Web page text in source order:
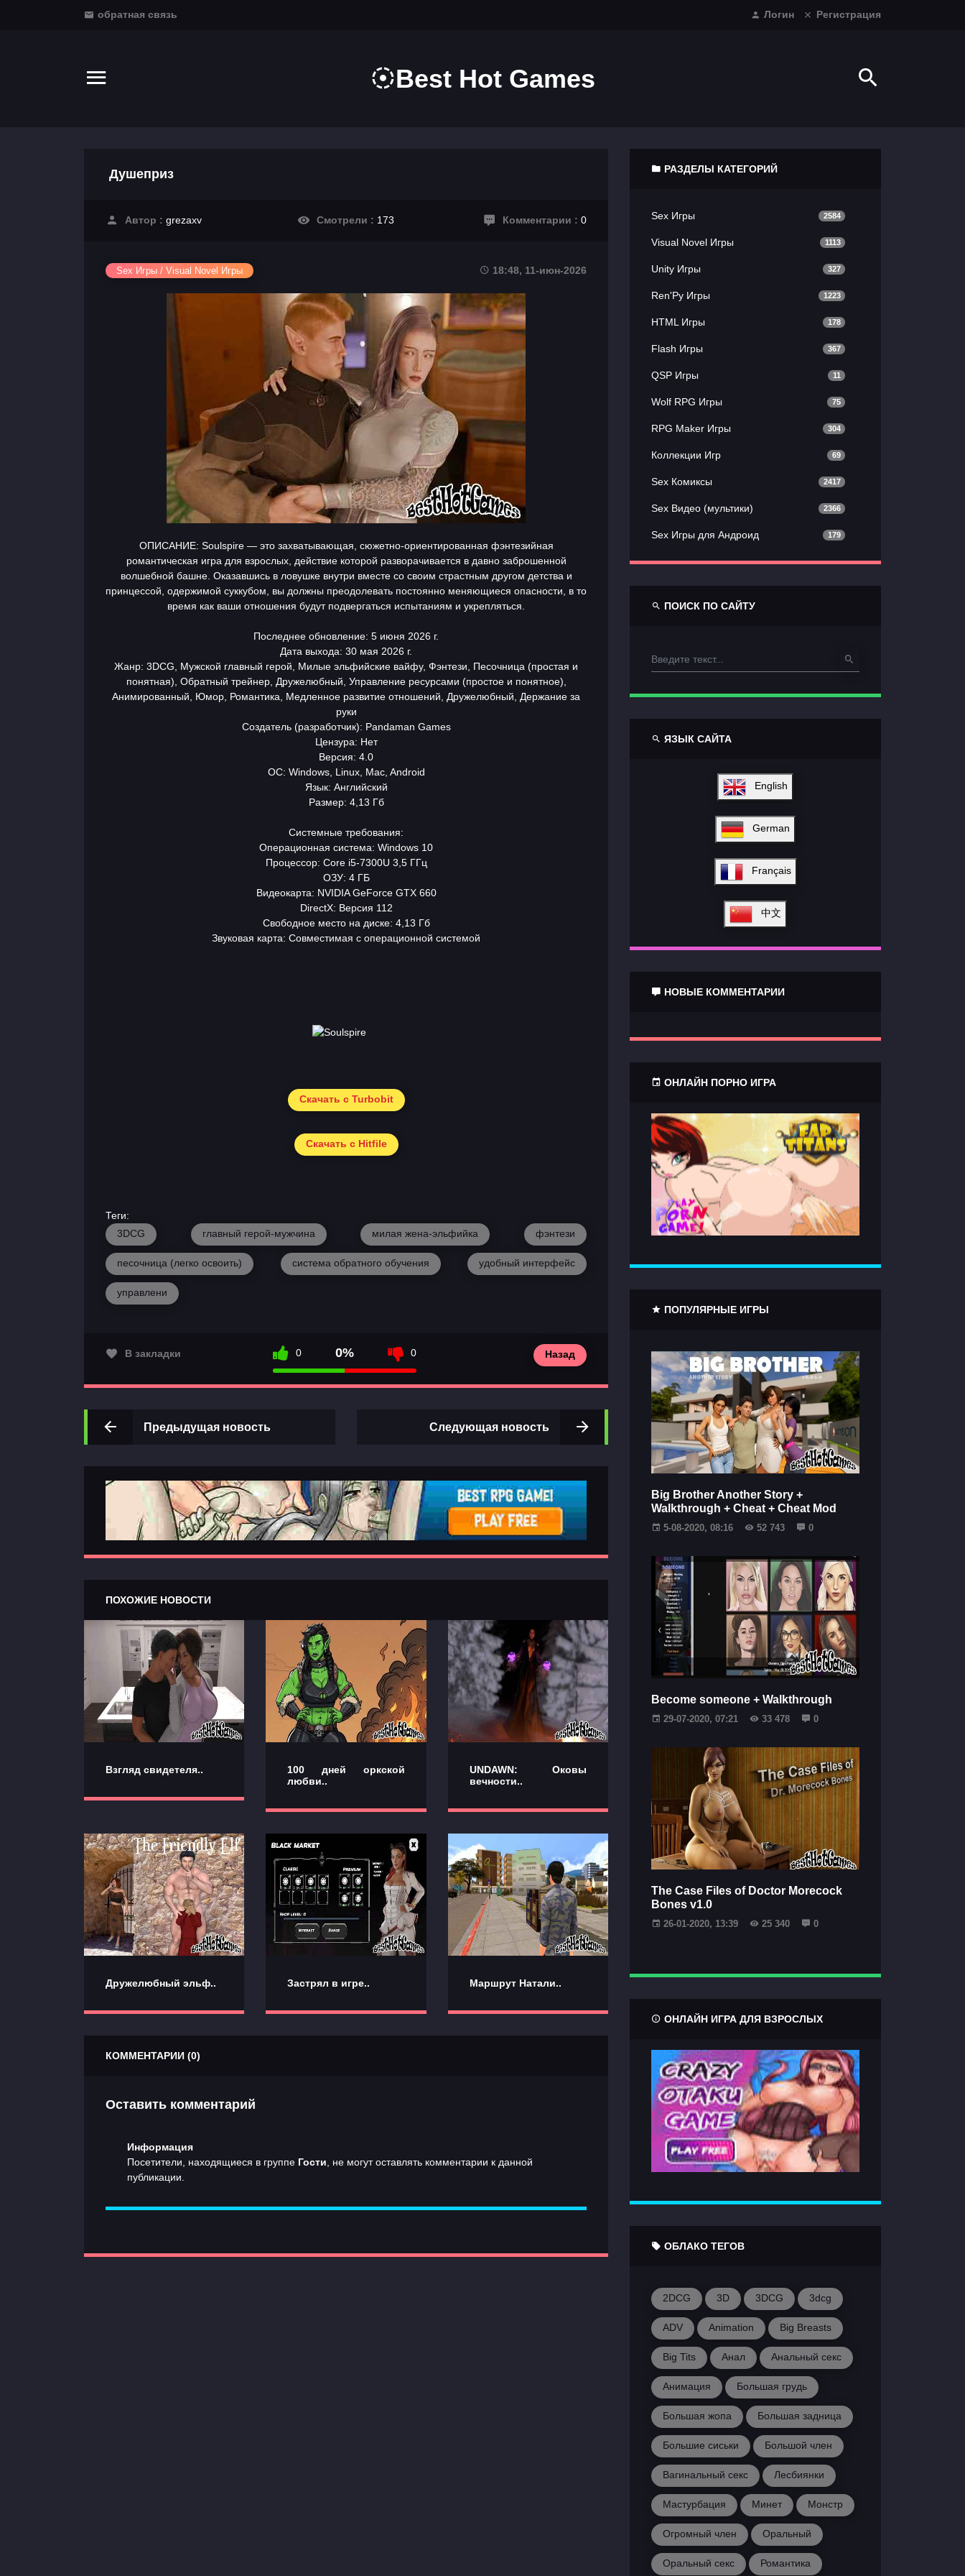
обратная связь Логин Регистрация
Best Hot Games
Душеприз
Автор : grezaxv Смотрели : 173 Комментарии : 0
Sex Игры / Visual Novel Игры 18:48, 11-июн-2026
ОПИСАНИЕ: Soulspire — это захватывающая, сюжетно-ориентированная фэнтезийная
романтическая игра для взрослых, действие которой разворачивается в давно заброшенной
волшебной башне. Оказавшись в ловушке внутри вместе со своим страстным другом детства и
принцессой, одержимой суккубом, вы должны преодолевать постоянно меняющиеся опасности, в то
время как ваши отношения будут подвергаться испытаниям и укрепляться.
Последнее обновление: 5 июня 2026 г.
Дата выхода: 30 мая 2026 г.
Жанр: 3DCG, Мужской главный герой, Милые эльфийские вайфу, Фэнтези, Песочница (простая и
понятная), Обратный трейнер, Дружелюбный, Управление ресурсами (простое и понятное),
Анимированный, Юмор, Романтика, Медленное развитие отношений, Дружелюбный, Держание за
руки
Создатель (разработчик): Pandaman Games
Цензура: Нет
Версия: 4.0
ОС: Windows, Linux, Mac, Android
Язык: Английский
Размер: 4,13 Гб
Системные требования:
Операционная система: Windows 10
Процессор: Core i5-7300U 3,5 ГГц
ОЗУ: 4 ГБ
Видеокарта: NVIDIA GeForce GTX 660
DirectX: Версия 112
Свободное место на диске: 4,13 Гб
Звуковая карта: Совместимая с операционной системой
Скачать с Turbobit
Скачать с Hitfile
Теги:
3DCG
главный герой-мужчина милая жена-эльфийка фэнтези
песочница (легко освоить) система обратного обучения удобный интерфейс
управлени
В закладки 0 0% 0 Назад
Предыдущая новость Следующая новость
ПОХОЖИЕ НОВОСТИ
Взгляд свидетеля..
100 дней оркской
любви..
UNDAWN: Оковы
вечности..
Дружелюбный эльф.. Застрял в игре.. Маршрут Натали..
КОММЕНТАРИИ (0)
Оставить комментарий
Информация
Посетители, находящиеся в группе Гости , не могут оставлять комментарии к данной
публикации.
РАЗДЕЛЫ КАТЕГОРИЙ
Sex Игры 2584
Visual Novel Игры 1113
Unity Игры 327
Ren'Py Игры 1223
HTML Игры 178
Flash Игры 367
QSP Игры 11
Wolf RPG Игры 75
RPG Maker Игры 304
Коллекции Игр 69
Sex Комиксы 2417
Sex Видео (мультики) 2366
Sex Игры для Андроид 179
ПОИСК ПО САЙТУ
ЯЗЫК САЙТА
English
German
Français
中文
НОВЫЕ КОММЕНТАРИИ
ОНЛАЙН ПОРНО ИГРА
ПОПУЛЯРНЫЕ ИГРЫ
Big Brother Another Story +
Walkthrough + Cheat + Cheat Mod
5-08-2020, 08:16 52 743 0
Become someone + Walkthrough
29-07-2020, 07:21 33 478 0
The Case Files of Doctor Morecock
Bones v1.0
26-01-2020, 13:39 25 340 0
ОНЛАЙН ИГРА ДЛЯ ВЗРОСЛЫХ
ОБЛАКО ТЕГОВ
2DCG 3D 3DCG 3dcg
ADV Animation Big Breasts
Big Tits Анал Анальный секс
Анимация Большая грудь
Большая жопа Большая задница
Большие сиськи Большой член
Вагинальный секс Лесбиянки
Мастурбация Минет Монстр
Огромный член Оральный
Оральный секс Романтика